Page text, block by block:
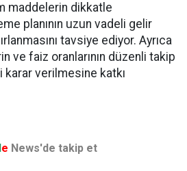
maddelerin dikkatle
planının uzun vadeli gelir
tavsiye ediyor. Ayrıca
ve faiz oranlarının düzenli takip
verilmesine katkı
le News'de takip et